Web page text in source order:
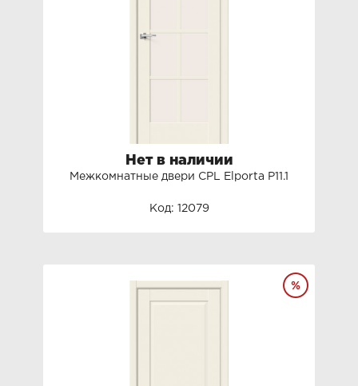
Нет в наличии
Межкомнатные двери СРL Elporta P11.1
Код: 12079